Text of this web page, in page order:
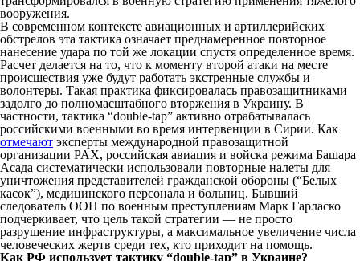
вооружения.
В современном контексте авиационных и артиллерийских
обстрелов эта тактика означает преднамеренное повторное
нанесение удара по той же локации спустя определенное время.
Расчет делается на то, что к моменту второй атаки на месте
происшествия уже будут работать экстренные службы и
волонтеры. Такая практика фиксировалась правозащитниками
задолго до полномасштабного вторжения в Украину. В
частности, тактика “double-tap” активно отрабатывалась
российскими военными во время интервенции в Сирии. Как
отмечают эксперты международной правозащитной
организации PAX, российская авиация и войска режима Башара
Асада систематически использовали повторные налеты для
уничтожения представителей гражданской обороны (“Белых
касок”), медицинского персонала и больниц. Бывший
следователь ООН по военным преступлениям Марк Гарласко
подчеркивает, что цель такой стратегии — не просто
разрушение инфраструктуры, а максимальное увеличение числа
человеческих жертв среди тех, кто приходит на помощь.
Как РФ использует тактику “double-tap” в Украине?